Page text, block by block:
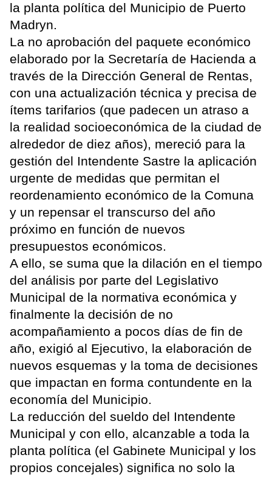
la planta política del Municipio de Puerto
Madryn.
La no aprobación del paquete económico
elaborado por la Secretaría de Hacienda a
través de la Dirección General de Rentas,
con una actualización técnica y precisa de
ítems tarifarios (que padecen un atraso a
la realidad socioeconómica de la ciudad de
alrededor de diez años), mereció para la
gestión del Intendente Sastre la aplicación
urgente de medidas que permitan el
reordenamiento económico de la Comuna
y un repensar el transcurso del año
próximo en función de nuevos
presupuestos económicos.
A ello, se suma que la dilación en el tiempo
del análisis por parte del Legislativo
Municipal de la normativa económica y
finalmente la decisión de no
acompañamiento a pocos días de fin de
año, exigió al Ejecutivo, la elaboración de
nuevos esquemas y la toma de decisiones
que impactan en forma contundente en la
economía del Municipio.
La reducción del sueldo del Intendente
Municipal y con ello, alcanzable a toda la
planta política (el Gabinete Municipal y los
propios concejales) significa no solo la